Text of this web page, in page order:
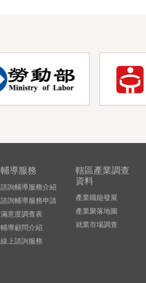
輔導服務
諮詢輔導服務介紹
諮詢輔導服務申請
滿意度調查表
輔導顧問介紹
線上諮詢服務
轄區產業調查
資料
產業職能發展
產業聚落地圖
就業市場調查